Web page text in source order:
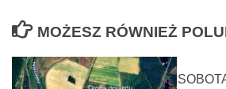
MOŻESZ RÓWNIEŻ